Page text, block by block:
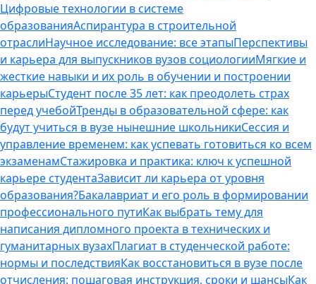
Цифровые технологии в системе
образованияАспирантура в строительной
отраслиНаучное исследование: все этапыПерспективы
и карьера для выпускников вузов социологииМягкие и
жесткие навыки и их роль в обучении и построении
карьерыСтудент после 35 лет: как преодолеть страх
перед учебойТренды в образовательной сфере: как
будут учиться в вузе нынешние школьникиСессия и
управление временем: как успевать готовиться ко всем
экзаменамСтажировка и практика: ключ к успешной
карьере студентаЗависит ли карьера от уровня
образования?Бакалавриат и его роль в формировании
профессионального путиКак выбрать тему для
написания дипломного проекта в технических и
гуманитарных вузахПлагиат в студенческой работе:
нормы и последствияКак восстановиться в вузе после
отчисления: пошаговая инструкция, сроки и шансыКак